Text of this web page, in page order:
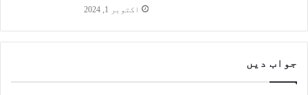
اکتوبر 1, 2024
جواب دیں